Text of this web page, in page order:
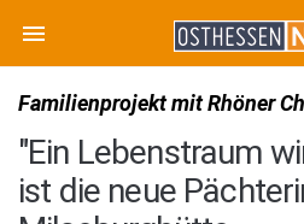
Familienprojekt mit Rhöner
"Ein Lebenstraum
ist die neue